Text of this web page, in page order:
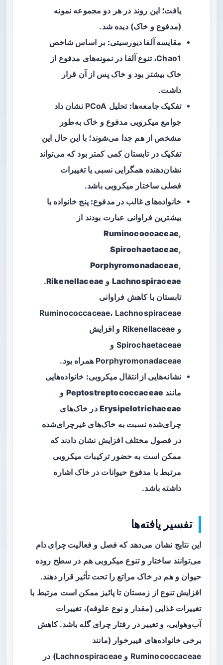
یافت؛ این روند در هر دو مجموعه نمونه
(مدفوع و خاک) دیده شد.
مقایسه آلفا دیورسیتی: بر اساس شاخص
Chao1، تنوع آلفا در نمونه‌های مدفوع از
خاک بیشتر بود و خاک پس از آن قرار
داشت.
تفکیک جامعه‌ها:
تحلیل PCoA نشان داد
جوامع میکروبی مدفوع و خاک به‌طور
مشخص از هم جدا می‌شوند؛ با این حال این
تفکیک در تابستان کمی کمتر بود که می‌تواند
نشان‌دهنده همگرایی نسبی یا تغییرات
فصلی ساختار میکروبی باشد.
خانواده‌های غالب در مدفوع: پنج خانواده با
بیشترین فراوانی عبارت بودند از
Ruminococcaceae,
Spirochaetaceae,
Porphyromonadaceae,
Lachnospiraceae و Rikenellaceae
.
تابستان با کاهش فراوانی
Ruminococcaceae، Lachnospiraceae
و Rikenellaceae و افزایش
Spirochaetaceae و
Porphyromonadaceae همراه بود.
نشانه‌هایی از انتقال میکروبی: خانواده‌هایی
مانند Peptostreptococcaceae و
Erysipelotrichaceae در خاک‌های
چرای‌شده نسبت به خاک‌های غیرچرای‌شده
در فصول مختلف افزایش نشان دادند که
ممکن است به حضور ترکیبات میکروبی
مرتبط با مدفوع حیوانات در خاک اشاره
داشته باشد.
تفسیر یافته‌ها
این نتایج نشان می‌دهد که فصل و فعالیت چرای دام
می‌توانند ساختار و تنوع میکروبی هم در سطح روده
حیوان و هم در خاک مراتع را تحت تأثیر قرار دهند.
افزایش تنوع از زمستان تا پائیز ممکن است مرتبط با
تغییرات غذایی (مقدار و نوع علوفه)، تغییرات
آب‌وهوایی، و تغییر در رفتار چرای گله باشد. کاهش
برخی خانواده‌های فیبرخوار (مانند
Ruminococcaceae و Lachnospiraceae) در